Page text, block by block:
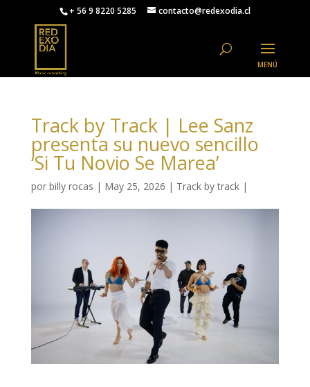
+ 56 9 8220 5285 contacto@redexodia.cl
Track by Track | Lee Sanz
presenta su nuevo sencillo
‘Si Tu Novio Se Marea’
por billy rocas | May 25, 2026 | Track by track|